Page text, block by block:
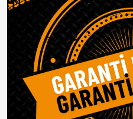
Continental
Debica
Dedika